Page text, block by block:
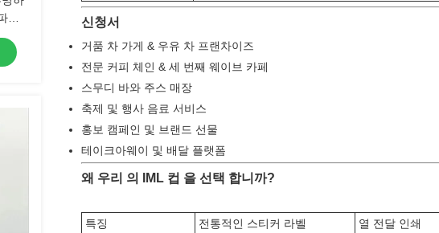
티
신청서
거품 차 가게 & 우유 차 프랜차이즈
전문 커피 체인 & 세 번째 웨이브 카페
스무디 바와 주스 매장
축제 및 행사 음료 서비스
홍보 캠페인 및 브랜드 선물
테이크아웨이 및 배달 플랫폼
왜 우리 의 IML 컵 을 선택 합니까?
특징 전통적인 스티커 라벨 열 전달 인쇄